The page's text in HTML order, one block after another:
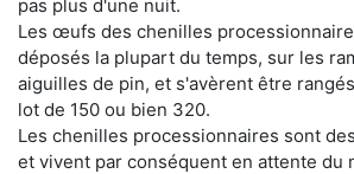
pas plus d'une nuit.
Les œufs des chenilles
déposés la plupart du temps, sur les
aiguilles de pin, et s'avèrent être
lot de 150 ou bien 320.
Les chenilles processionnaires sont
et vivent par conséquent en attente du